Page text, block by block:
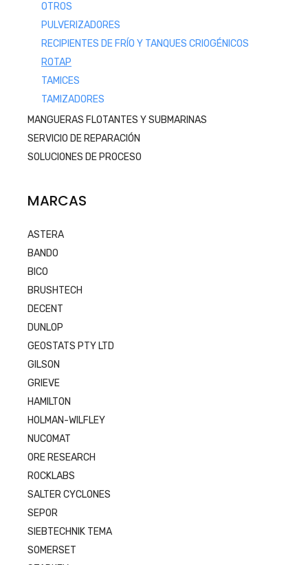
OTROS
PULVERIZADORES
RECIPIENTES DE FRÍO Y TANQUES CRIOGÉNICOS
ROTAP
TAMICES
TAMIZADORES
MANGUERAS FLOTANTES Y SUBMARINAS
SERVICIO DE REPARACIÓN
SOLUCIONES DE PROCESO
MARCAS
ASTERA
BANDO
BICO
BRUSHTECH
DECENT
DUNLOP
GEOSTATS PTY LTD
GILSON
GRIEVE
HAMILTON
HOLMAN-WILFLEY
NUCOMAT
ORE RESEARCH
ROCKLABS
SALTER CYCLONES
SEPOR
SIEBTECHNIK TEMA
SOMERSET